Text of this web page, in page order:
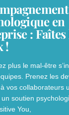
en
: Faîtes
!
plus le mal-être
Prenez les
vos collaborateurs
soutien
You,